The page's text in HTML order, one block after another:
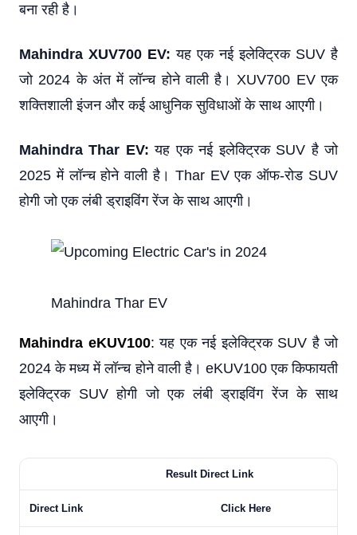
बना रही है।
Mahindra XUV700 EV: यह एक नई इलेक्ट्रिक SUV है
जो 2024 के अंत में लॉन्च होने वाली है। XUV700 EV एक
शक्तिशाली इंजन और कई आधुनिक सुविधाओं के साथ आएगी।
Mahindra Thar EV: यह एक नई इलेक्ट्रिक SUV है जो
2025 में लॉन्च होने वाली है। Thar EV एक ऑफ-रोड SUV
होगी जो एक लंबी ड्राइविंग रेंज के साथ आएगी।
Mahindra Thar EV
Mahindra eKUV100:यह एक नई इलेक्ट्रिक SUV है जो
2024 के मध्य में लॉन्च होने वाली है। eKUV100 एक किफायती
इलेक्ट्रिक SUV होगी जो एक लंबी ड्राइविंग रेंज के साथ
आएगी।
Result Direct Link
Direct Link Click Here